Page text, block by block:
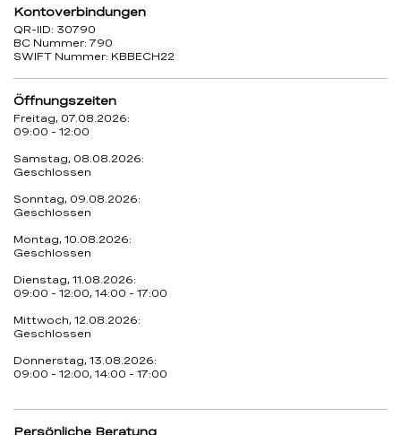
Kontoverbindungen
QR-IID: 30790
BC Nummer: 790
SWIFT Nummer: KBBECH22
Öffnungszeiten
Freitag, 07.08.2026:
09:00 - 12:00
Samstag, 08.08.2026:
Geschlossen
Sonntag, 09.08.2026:
Geschlossen
Montag, 10.08.2026:
Geschlossen
Dienstag, 11.08.2026:
09:00 - 12:00, 14:00 - 17:00
Mittwoch, 12.08.2026:
Geschlossen
Donnerstag, 13.08.2026:
09:00 - 12:00, 14:00 - 17:00
Persönliche Beratung